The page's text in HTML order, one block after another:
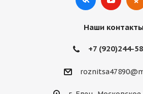
Наши контакты
+7 (920)244-